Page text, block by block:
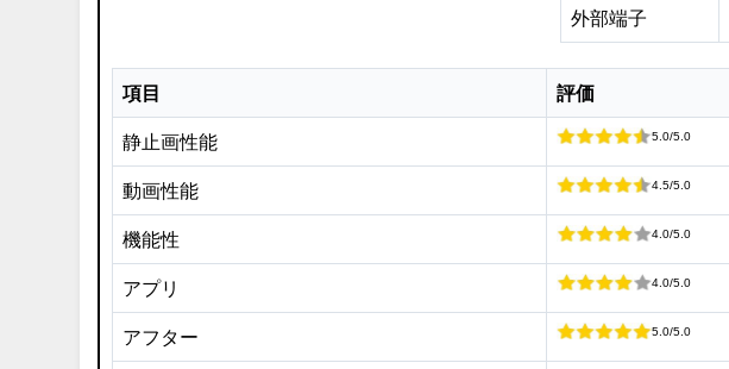
外部端子
項目 評価
静止画性能 5.0/5.0
動画性能 4.5/5.0
機能性 4.0/5.0
アプリ 4.0/5.0
アフター 5.0/5.0